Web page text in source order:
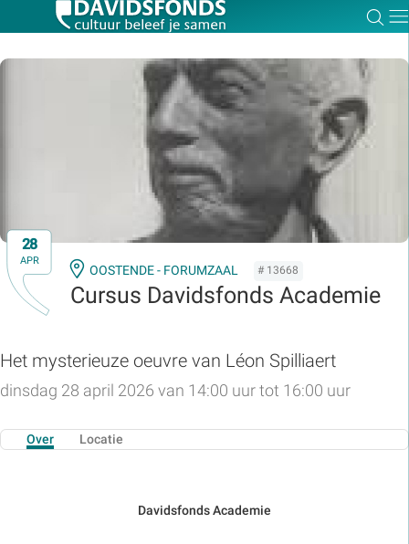
28
APR
OOSTENDE - FORUMZAAL # 13668
Cursus Davidsfonds Academie
Het mysterieuze oeuvre van Léon Spilliaert
dinsdag 28 april 2026 van 14:00 uur tot 16:00 uur
Over Locatie
Davidsfonds Academie